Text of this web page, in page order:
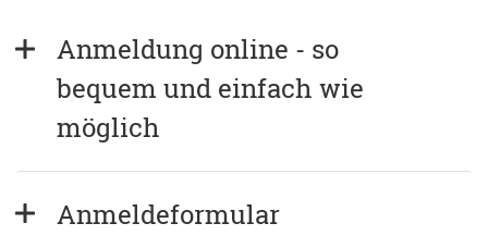
Anmeldung online - so
bequem und einfach wie
möglich
Anmeldeformular